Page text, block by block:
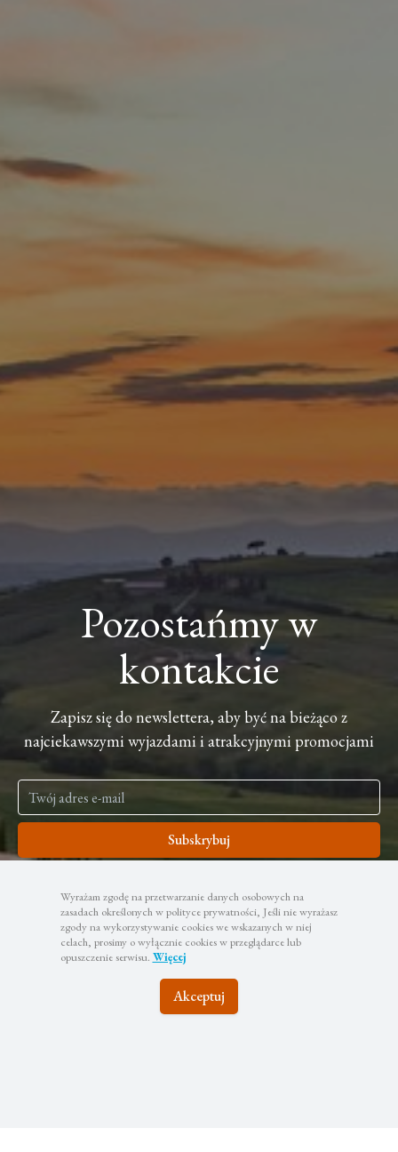
Wyrażam zgodę na przetwarzanie danych osobowych na
zasadach określonych w polityce prywatności, Jeśli nie wyrażasz
zgody na wykorzystywanie cookies we wskazanych w niej
celach, prosimy o wyłącznie cookies w przeglądarce lub
opuszczenie serwisu. Więcej
Akceptuj
Pozostańmy w
kontakcie
Zapisz się do newslettera, aby być na bieżąco z
najciekawszymi wyjazdami i atrakcyjnymi promocjami
Subskrybuj
prywatności